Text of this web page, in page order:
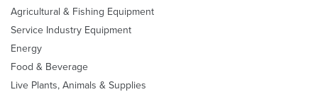
Agricultural & Fishing Equipment
Service Industry Equipment
Energy
Food & Beverage
Live Plants, Animals & Supplies